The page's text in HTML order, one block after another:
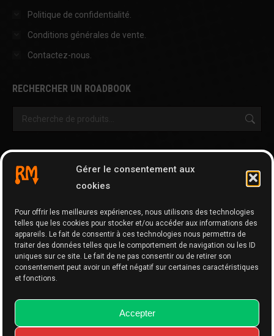
Gérer le consentement aux
cookies
Pour offrir les meilleures expériences, nous utilisons des technologies
telles que les cookies pour stocker et/ou accéder aux informations des
appareils. Le fait de consentir à ces technologies nous permettra de
traiter des données telles que le comportement de navigation ou les ID
uniques sur ce site. Le fait de ne pas consentir ou de retirer son
consentement peut avoir un effet négatif sur certaines caractéristiques
et fonctions.
Accepter
Politique de confidentialité.
Conditions générales de vente.
Contactez-nous.
RECHERCHER UN ROADBOOK
Cartographie
GPX Editor
GPX Optimizer
Google Maps to GPX
Memo